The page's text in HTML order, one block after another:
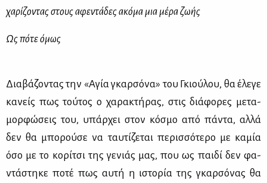
χαρίζοντας στους αφεντάδες ακόμα μια μέρα ζωής
Ως πότε όμως
Δια­βά­ζο­ντας την «Αγία γκαρ­σό­να» του Γκιού­λου, θα έλε­γε
κα­νείς πως τού­τος ο χα­ρα­κτή­ρας, στις διά­φο­ρες με­τα­
μορ­φώ­σεις του, υπάρ­χει στον κό­σμο από πά­ντα, αλ­λά
δεν θα μπο­ρού­σε να ταυ­τί­ζε­ται πε­ρισ­σό­τε­ρο με κα­μία
όσο με το κο­ρί­τσι της γε­νιάς μας, που ως παι­δί δεν φα­
ντά­στη­κε πο­τέ πως αυ­τή η ιστο­ρία της γκαρ­σό­νας θα